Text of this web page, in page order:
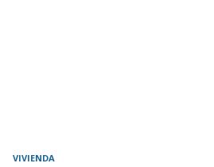
VIVIENDA